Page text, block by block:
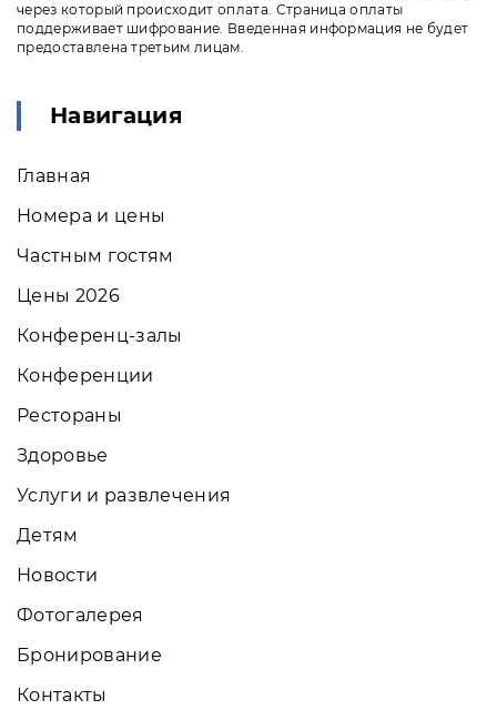
через который происходит оплата. Страница оплаты
поддерживает шифрование. Введенная информация не будет
предоставлена третьим лицам.
Навигация
Главная
Номера и цены
Частным гостям
Цены 2026
Конференц-залы
Конференции
Рестораны
Здоровье
Услуги и развлечения
Детям
Новости
Фотогалерея
Бронирование
Контакты